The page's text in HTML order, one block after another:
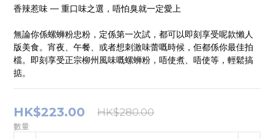
香辣惹味 — 重口味之選，唔怕臭就一定愛上
無論你係螺蛳粉忠粉，定係第一次試，都可以即刻享受呢款懶人
版美食。宵夜、午餐、或者想刺激味蕾嘅時候，佢都係你最佳拍
檔。即刻享受正宗柳州風味嘅螺蛳粉，唔使煮、唔使等，輕鬆搞
掂。
HK$223.00 HK$280.00
數量